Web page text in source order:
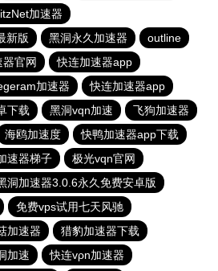
加速器
新版
黑洞永久加速器
outline
器官网
快连加速器app
加速器
快连加速器app
下载 黑洞vqn加速
飞狗加速器
海鸥加速度
快鸭加速器app下载
速器梯子
极光vqn官网
洞加速器3.0.6永久免费安卓版
免费vps试用七天风驰
加速器
猎豹加速器下载
加速 快连vρn加速器